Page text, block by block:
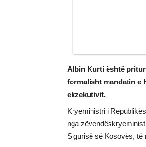
Albin Kurti është pritur
formalisht mandatin e
ekzekutivit.
Kryeministri i
nga
Sigurisë së Kosovës, të